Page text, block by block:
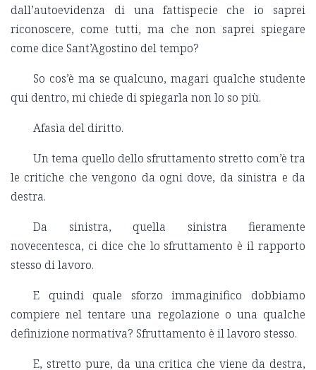
dall’autoevidenza di una fattispecie che io saprei
riconoscere, come tutti, ma che non saprei spiegare
come dice Sant’Agostino del tempo?
So cos’è ma se qualcuno, magari qualche studente
qui dentro, mi chiede di spiegarla non lo so più.
Afasìa del diritto.
Un tema quello dello sfruttamento stretto com’è tra
le critiche che vengono da ogni dove, da sinistra e da
destra.
Da sinistra, quella sinistra fieramente
novecentesca, ci dice che lo sfruttamento è il rapporto
stesso di lavoro.
E quindi quale sforzo immaginifico dobbiamo
compiere nel tentare una regolazione o una qualche
definizione normativa? Sfruttamento è il lavoro stesso.
E, stretto pure, da una critica che viene da destra,